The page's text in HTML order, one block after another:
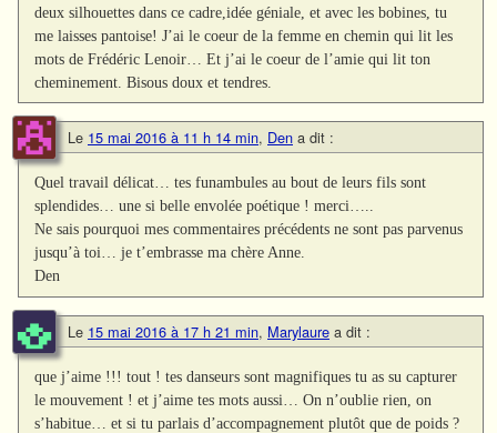
deux silhouettes dans ce cadre,idée géniale, et avec les bobines, tu
me laisses pantoise! J’ai le coeur de la femme en chemin qui lit les
mots de Frédéric Lenoir… Et j’ai le coeur de l’amie qui lit ton
cheminement. Bisous doux et tendres.
Le 15 mai 2016 à 11 h 14 min, Den a dit :
Quel travail délicat… tes funambules au bout de leurs fils sont
splendides… une si belle envolée poétique ! merci…..
Ne sais pourquoi mes commentaires précédents ne sont pas parvenus
jusqu’à toi… je t’embrasse ma chère Anne.
Den
Le 15 mai 2016 à 17 h 21 min, Marylaure a dit :
que j’aime !!! tout ! tes danseurs sont magnifiques tu as su capturer
le mouvement ! et j’aime tes mots aussi… On n’oublie rien, on
s’habitue… et si tu parlais d’accompagnement plutôt que de poids ?